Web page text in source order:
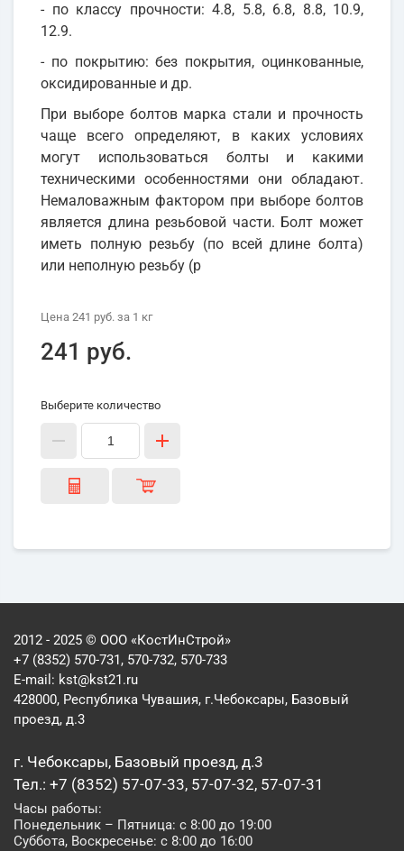
- по классу прочности: 4.8, 5.8, 6.8, 8.8, 10.9,
12.9.
- по покрытию: без покрытия, оцинкованные,
оксидированные и др.
При выборе болтов марка стали и прочность
чаще всего определяют, в каких условиях
могут использоваться болты и какими
техническими особенностями они обладают.
Немаловажным фактором при выборе болтов
является длина резьбовой части. Болт может
иметь полную резьбу (по всей длине болта)
или неполную резьбу (р
Цена 241 руб. за 1 кг
241 руб.
Выберите количество
2012 - 2025 © ООО «КостИнСтрой»
+7 (8352) 570-731, 570-732, 570-733
E-mail: kst@kst21.ru
428000, Республика Чувашия, г.Чебоксары, Базовый
проезд, д.3
г. Чебоксары, Базовый проезд, д.3
Тел.: +7 (8352) 57-07-33, 57-07-32, 57-07-31
Часы работы:
Понедельник – Пятница: с 8:00 до 19:00
Суббота, Воскресенье: с 8:00 до 16:00